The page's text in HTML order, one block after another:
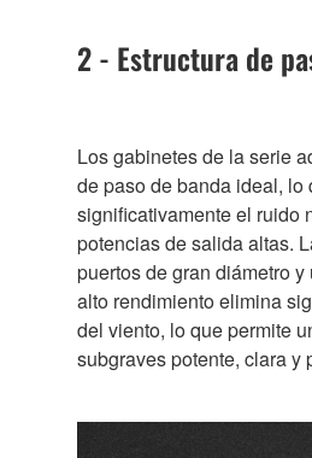
2 - Estructura de
Los gabinetes de la serie
de paso de banda ideal, lo
significativamente el ruido
potencias de salida altas.
puertos de gran diámetro
alto rendimiento elimina
del viento, lo que permite
subgraves potente, clara y